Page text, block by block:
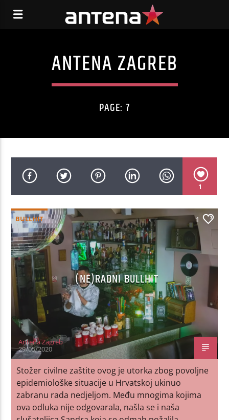
ANTENA ZAGREB
PAGE: 7
1
BULLHIT 1
(NE)RADNI BULLHIT
Antena Zagreb
29/05/2020
Stožer civilne zaštite ovog je utorka zbog povoljne
epidemiološke situacije u Hrvatskoj ukinuo
zabranu rada nedjeljom. Među mnogima kojima
ova odluka nije odgovarala, našla se i naša